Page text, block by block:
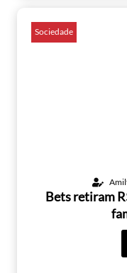
Sociedade
Bets retiram